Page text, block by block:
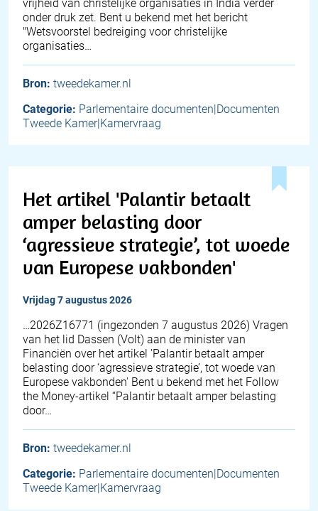
vrijheid van christelijke organisaties in India verder
onder druk zet. Bent u bekend met het bericht
"Wetsvoorstel bedreiging voor christelijke
organisaties…
Bron: tweedekamer.nl
Categorie: Parlementaire documenten|Documenten
Tweede Kamer|Kamervraag
Het artikel 'Palantir betaalt
amper belasting door
‘agressieve strategie’, tot woede
van Europese vakbonden'
vrijdag 7 augustus 2026
… 2026Z16771 (ingezonden 7 augustus 2026) Vragen
van het lid Dassen (Volt) aan de minister van
Financiën over het artikel 'Palantir betaalt amper
belasting door ‘agressieve strategie’, tot woede van
Europese vakbonden' Bent u bekend met het Follow
the Money-artikel “Palantir betaalt amper belasting
door…
Bron: tweedekamer.nl
Categorie: Parlementaire documenten|Documenten
Tweede Kamer|Kamervraag